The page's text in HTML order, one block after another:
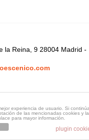
la Reina, 9 28004 Madrid -
experiencia de usuario. Si
de las mencionadas cookies y la
para mayor información.
plugin